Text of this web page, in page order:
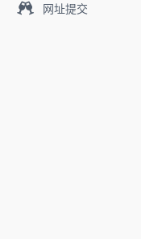
网址提交